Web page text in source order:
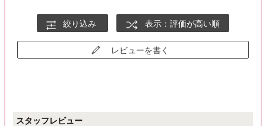
絞り込み 表示：評価が高い順
レビューを書く
スタッフレビュー